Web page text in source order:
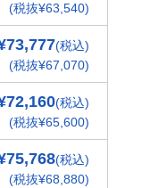
(税抜¥63,540)
(税込)
(税抜¥67,070)
(税込)
(税抜¥65,600)
(税込)
(税抜¥68,880)